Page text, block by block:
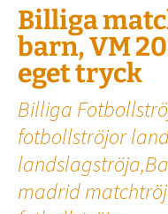
Billiga
barn, VM
eget tryck
Billiga
fotbollströjor
madrid